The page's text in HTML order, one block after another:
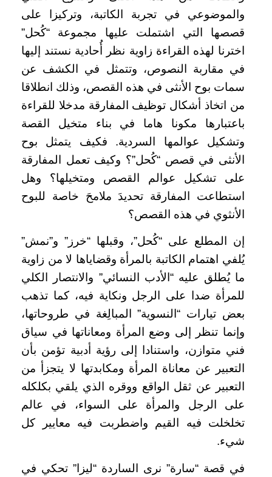
والموضوعي في تجربة الكاتبة، وتركيزا على
قصصها التي اشتملت عليها مجموعة “كُحل”
اخترنا لهذه القراءة زاوية نظر أُحادية نستند إليها
في مقاربة النصوص، وتتمثل في الكشف عن
سمات بوح الأنثى في هذه القصص، وذلك انطلاقا
من اتخاذ أشكال توظيف المفارقة مدخلا للقراءة
باعتبارها مكونا هاما في بناء متخيل القصة
وتشكيل عوالمها السردية. فكيف يتمثل بوح
الأنثى في قصص “كُحل”؟ وكيف تعمل المفارقة
على تشكيل عوالم القصص ومتخيلها؟ وهل
استطاعت المفارقة تحديدَ ملامحَ خاصة للبوح
الأنثوي في هذه القصص؟
إن المطلع على “كُحل”، وقبلها “خرز” و”نمش”
يُلفي اهتمام الكاتبة بالمرأة وقضاياها لا من زاوية
ما يُطلق عليه “الأدب النسائي” والانتصار الكلي
للمرأة ضدا على الرجل ونكاية فيه، كما تذهب
بعض تيارات “النسوية” المبالِغة في طروحاتها،
وإنما تنظر إلى وضع المرأة ومعاناتها في سياق
فني متوازن، واستنادا إلى رؤية أدبية تؤمن بأن
التعبير عن معاناة المرأة ومكابدتها لا يتجزأ من
التعبير عن ثقل الواقع ووقره الذي يلقي بكلكله
على الرجل والمرأة على السواء، في عالم
تخلخلت فيه القيم واضطربت فيه معايير كل
شيء.
في قصة “سارة” نرى الساردة “ليزا” تحكي في